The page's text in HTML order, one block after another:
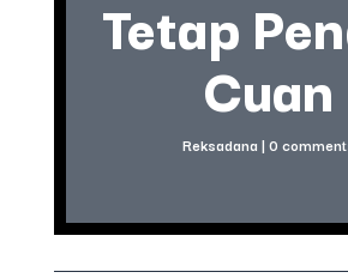
Tetap
Cuan
Reksadana | 0